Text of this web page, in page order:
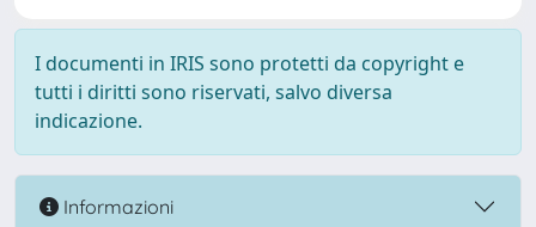
I documenti in IRIS sono protetti da copyright e
tutti i diritti sono riservati, salvo diversa
indicazione.
Informazioni